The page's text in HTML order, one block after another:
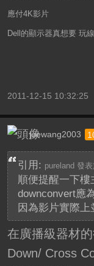
應付4K影片
Dell的顯示器真想要 玩
2011-12-15 10:32:25
joewang2003
引用: pureland 發
順便提醒一下樓
downconvert應
因為影片實際
在廣播級器材
Down/ Cross